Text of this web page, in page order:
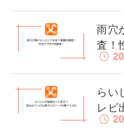
雨穴
査！
らい
レビ